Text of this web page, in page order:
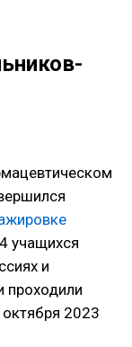
учащихся
и
проходили
октября 2023